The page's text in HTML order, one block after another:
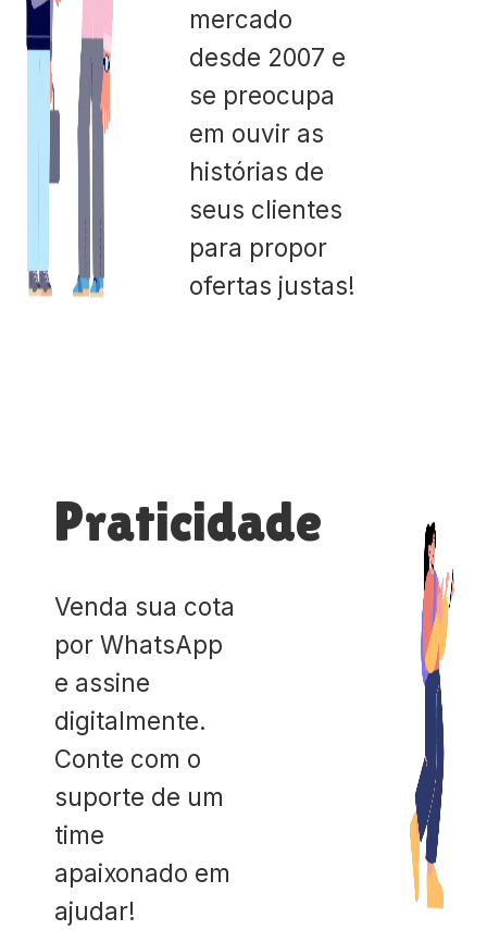
mercado
desde 2007 e
se preocupa
em ouvir as
histórias de
seus clientes
para propor
ofertas justas!
Praticidade
Venda sua cota
por WhatsApp
e assine
digitalmente.
Conte com o
suporte de um
time
apaixonado em
ajudar!